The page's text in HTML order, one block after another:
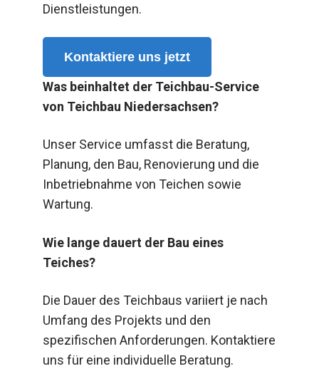
Dienstleistungen.
Kontaktiere uns jetzt
Was beinhaltet der Teichbau-Service
von Teichbau Niedersachsen?
Unser Service umfasst die Beratung,
Planung, den Bau, Renovierung und die
Inbetriebnahme von Teichen sowie
Wartung.
Wie lange dauert der Bau eines
Teiches?
Die Dauer des Teichbaus variiert je nach
Umfang des Projekts und den
spezifischen Anforderungen. Kontaktiere
uns für eine individuelle Beratung.